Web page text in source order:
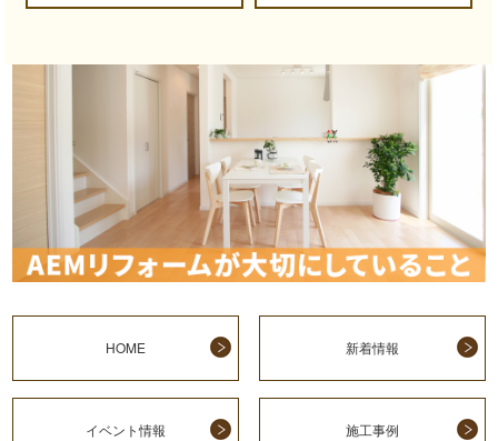
HOME 新着情報
イベント情報 施工事例